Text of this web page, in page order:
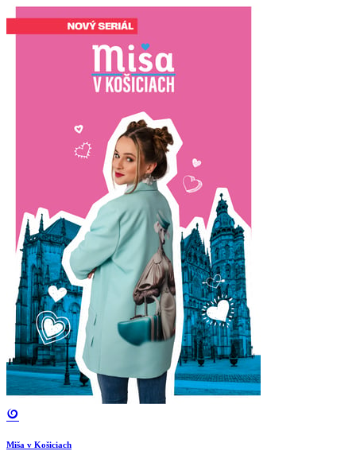
Miša v Košiciach